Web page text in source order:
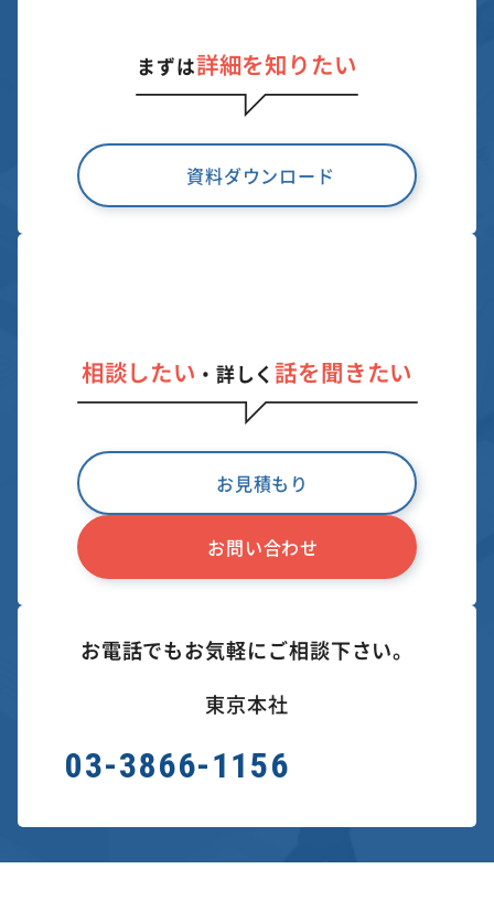
まずは詳細を知りたい
資料ダウンロード
相談したい ・詳しく話を聞きたい
お見積もり
お問い合わせ
お電話でもお気軽にご相談下さい。
東京本社
03-3866-1156